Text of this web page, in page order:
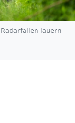
lauern